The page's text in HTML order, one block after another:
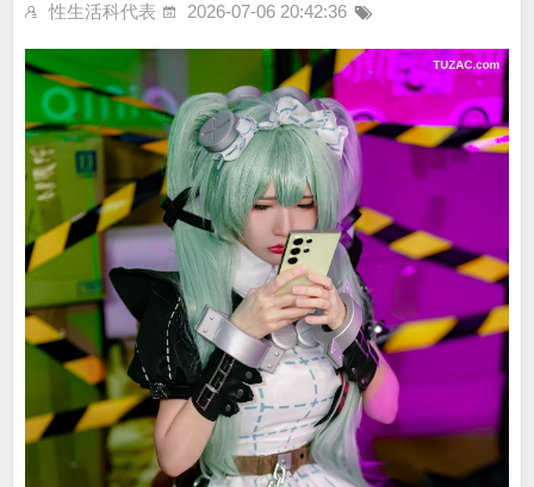
性生活科代表
2026-07-06 20:42:36